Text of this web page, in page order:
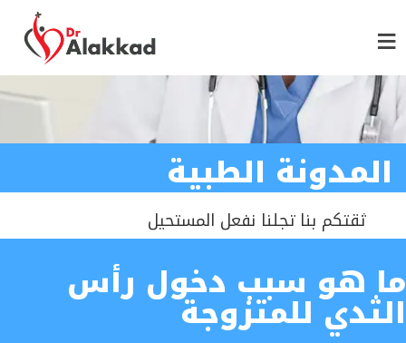
المدونة الطبية
ثقتكم بنا تجلنا نفعل المستحيل
ما هو سبب دخول رأس
الثدي للمتزوجة